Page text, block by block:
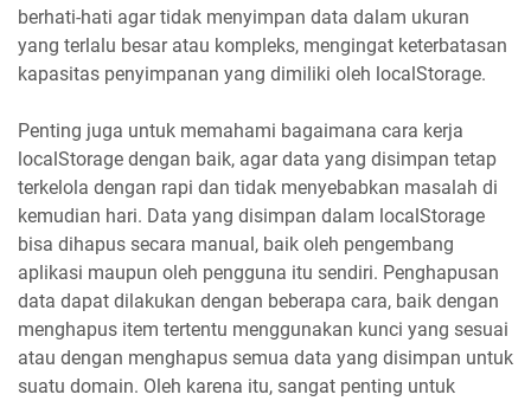
berhati-hati agar tidak menyimpan data dalam ukuran
yang terlalu besar atau kompleks, mengingat keterbatasan
kapasitas penyimpanan yang dimiliki oleh localStorage.
Penting juga untuk memahami bagaimana cara kerja
localStorage dengan baik, agar data yang disimpan tetap
terkelola dengan rapi dan tidak menyebabkan masalah di
kemudian hari. Data yang disimpan dalam localStorage
bisa dihapus secara manual, baik oleh pengembang
aplikasi maupun oleh pengguna itu sendiri. Penghapusan
data dapat dilakukan dengan beberapa cara, baik dengan
menghapus item tertentu menggunakan kunci yang sesuai
atau dengan menghapus semua data yang disimpan untuk
suatu domain. Oleh karena itu, sangat penting untuk